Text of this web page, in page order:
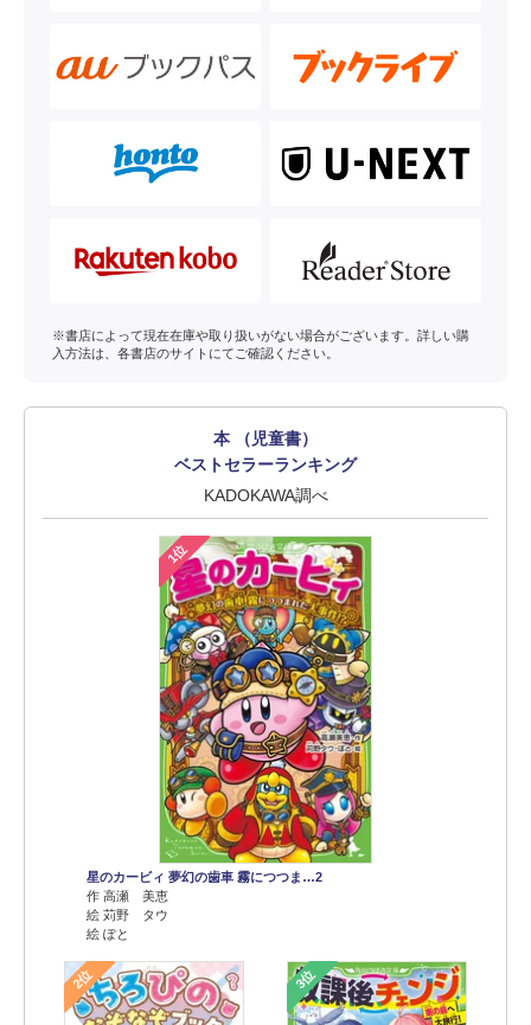
※書店によって現在在庫や取り扱いがない場合がございます。詳しい購
入方法は、各書店のサイトにてご確認ください。
本 （児童書）
ベストセラーランキング
KADOKAWA調べ
1位
星のカービィ 夢幻の歯車 霧につつま…2
作 高瀬 美恵
絵 苅野 タウ
絵 ぽと
2位 3位